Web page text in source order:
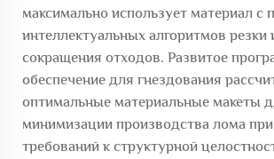
максимально использует материал
интеллектуальных алгоритмов резки
сокращения отходов. Развитое
обеспечение для гнездования
оптимальные материальные макеты
минимизации производства лома
требований к структурной